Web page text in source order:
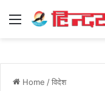
Menu
Home /विदेश